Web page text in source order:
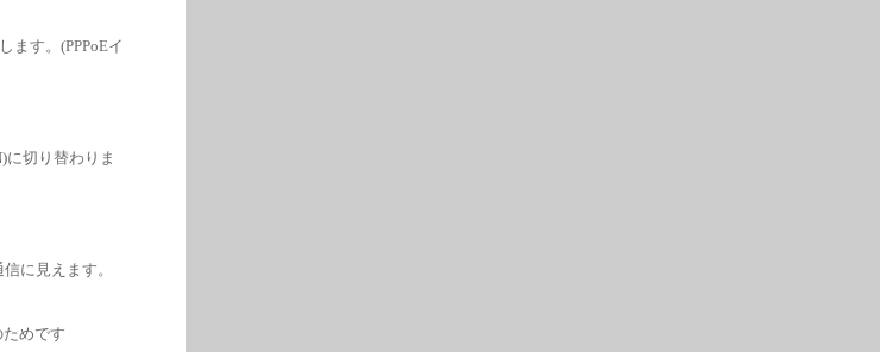
ます。(PPPoEイ
切り替わりま
に見えます。
めです